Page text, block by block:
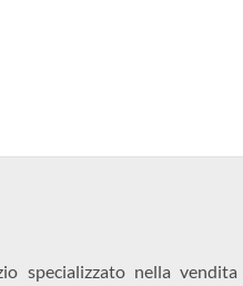
specializzato nella vendita